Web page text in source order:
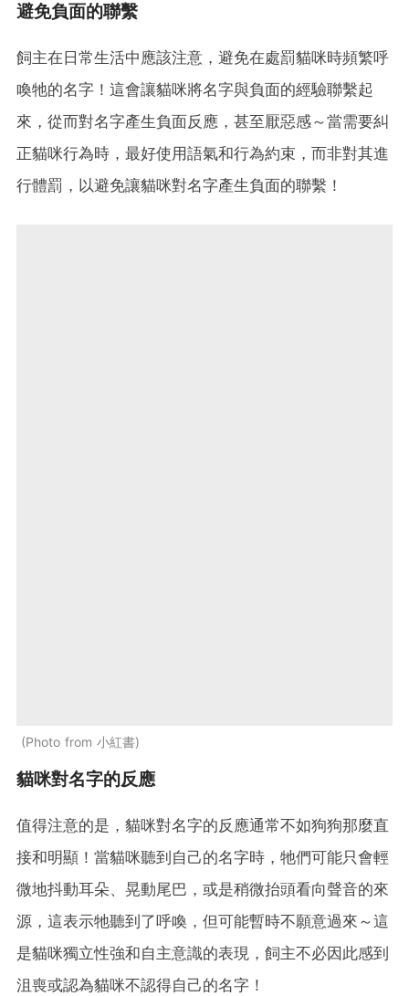
避免負面的聯繫
飼主在日常生活中應該注意，避免在處罰貓咪時頻繁呼
喚牠的名字！這會讓貓咪將名字與負面的經驗聯繫起
來，從而對名字產生負面反應，甚至厭惡感～當需要糾
正貓咪行為時，最好使用語氣和行為約束，而非對其進
行體罰，以避免讓貓咪對名字產生負面的聯繫！
Photo from 小紅書
貓咪對名字的反應
值得注意的是，貓咪對名字的反應通常不如狗狗那麼直
接和明顯！當貓咪聽到自己的名字時，牠們可能只會輕
微地抖動耳朵、晃動尾巴，或是稍微抬頭看向聲音的來
源，這表示牠聽到了呼喚，但可能暫時不願意過來～這
是貓咪獨立性強和自主意識的表現，飼主不必因此感到
沮喪或認為貓咪不認得自己的名字！